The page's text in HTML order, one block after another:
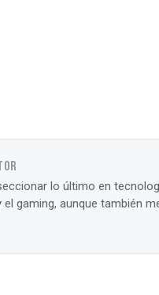
lo último en
gaming, aunque también